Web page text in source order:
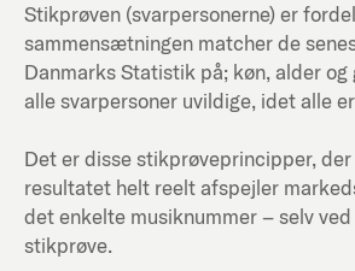
Stikprøven (svarpersonerne) er
sammensætningen matcher de
Danmarks Statistik på; køn, alder
alle svarpersoner uvildige, idet alle
Det er disse stikprøveprincipper,
resultatet helt reelt afspejler
det enkelte musiknummer – selv
stikprøve.